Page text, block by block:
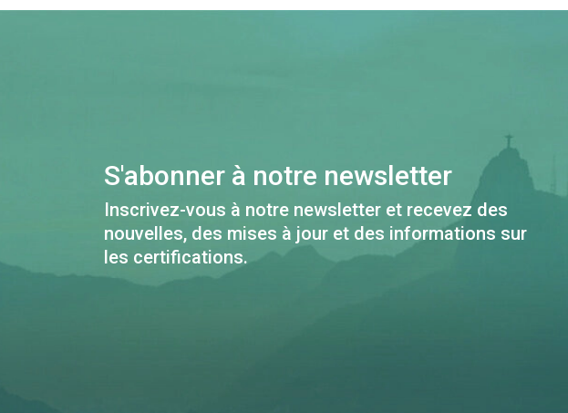
S'abonner à notre newsletter
Inscrivez-vous à notre newsletter et recevez des
nouvelles, des mises à jour et des informations sur
les certifications.